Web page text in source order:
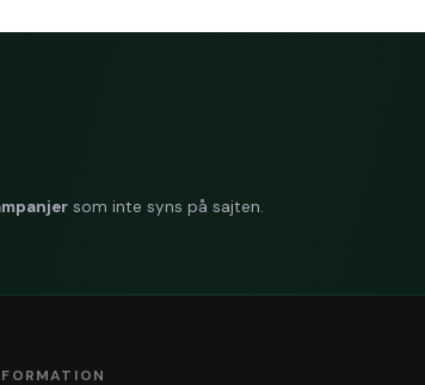
och passar för platser med låg användarfrekvens.
som inte syns på sajten.